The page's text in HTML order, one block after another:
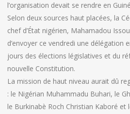
l’organisation devait se rendre en
Selon deux sources haut placées, la
chef d’État nigérien, Mahamadou
d’envoyer ce vendredi une délégation
jours des élections législatives et du
nouvelle Constitution.
La mission de haut niveau aurait dû
: le Nigérian Muhammadu Buhari, le
le Burkinabè Roch Christian Kaboré et